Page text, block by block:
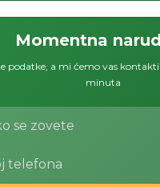
Momentna
podatke, a mi ćemo vas
minuta